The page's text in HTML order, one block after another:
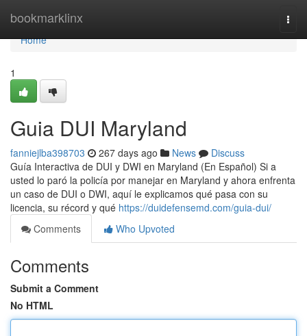
bookmarklinx
Home
Home
1
Guia DUI Maryland
fanniejlba398703 267 days ago News
Discuss
Guía Interactiva de DUI y DWI en Maryland (En Español) Si a
usted lo paró la policía por manejar en Maryland y ahora enfrenta
un caso de DUI o DWI, aquí le explicamos qué pasa con su
licencia, su récord y qué https://duidefensemd.com/guia-dui/
Comments
Who Upvoted
Comments
Submit a Comment
No HTML